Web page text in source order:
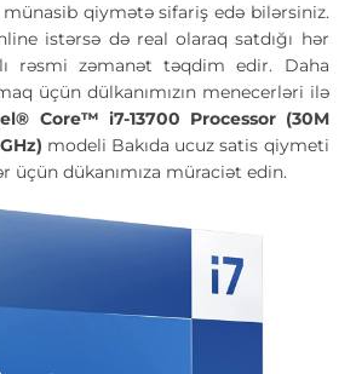
münasib qiymətə sifariş edə bilərsiniz.
istərsə də real olaraq satdığı hər
rəsmi zəmanət təqdim edir. Daha
üçün dülkanımızın menecerləri ilə
Core™ i7-13700 Processor (30M
modeli Bakıda ucuz satis qiymeti
üçün dükanımıza müraciət edin.